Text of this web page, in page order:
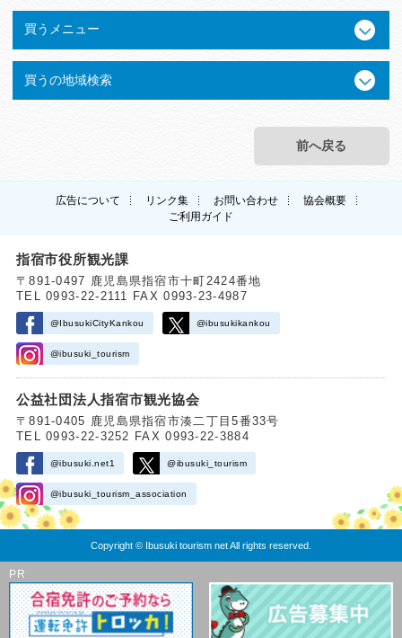
買うメニュー
買うの地域検索
前へ戻る
広告について リンク集 お問い合わせ
協会概要
ご利用ガイド
指宿市役所観光課
〒891-0497 鹿児島県指宿市十町2424番地
TEL 0993-22-2111 FAX 0993-23-4987
@IbusukiCityKankou @ibusukikankou
@ibusuki_tourism
公益社団法人指宿市観光協会
〒891-0405 鹿児島県指宿市湊二丁目5番33号
TEL 0993-22-3252 FAX 0993-22-3884
@ibusuki.net1 @ibusuki_tourism
@ibusuki_tourism_association
Copyright © Ibusuki tourism net All rights reserved.
PR